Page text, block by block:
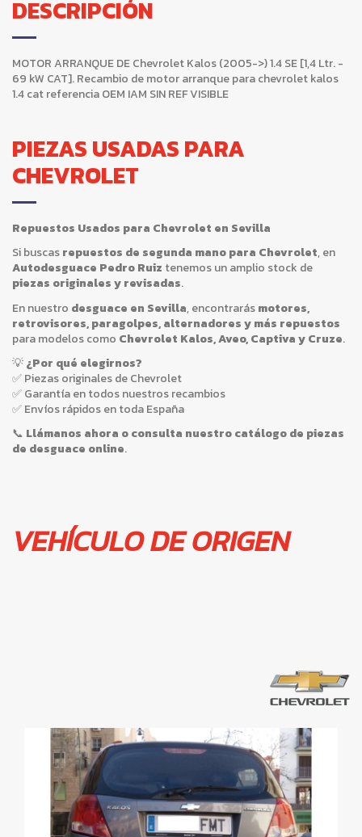
DESCRIPCIÓN
MOTOR ARRANQUE DE Chevrolet Kalos (2005->) 1.4 SE [1,4 Ltr. -
69 kW CAT]. Recambio de motor arranque para chevrolet kalos
1.4 cat referencia OEM IAM SIN REF VISIBLE
PIEZAS USADAS PARA
CHEVROLET
Repuestos Usados para Chevrolet en Sevilla
Si buscasrepuestos de segunda mano para Chevrolet, en
Autodesguace Pedro Ruiz tenemos un amplio stock de
piezas originales y revisadas.
En nuestro desguace en Sevilla, encontrarásmotores,
retrovisores, paragolpes, alternadores y más repuestos
para modelos como Chevrolet Kalos, Aveo, Captiva y Cruze.
💡¿Por qué elegirnos?
✅ Piezas originales de Chevrolet
✅ Garantía en todos nuestros recambios
✅ Envíos rápidos en toda España
📞 Llámanos ahora o consulta nuestro catálogo de piezas
de desguace online.
VEHÍCULO DE ORIGEN